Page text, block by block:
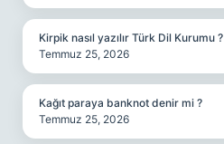
Kirpik nasıl yazılır Türk Dil Kurumu ?
Temmuz 25, 2026
Kağıt paraya banknot denir mi ?
Temmuz 25, 2026